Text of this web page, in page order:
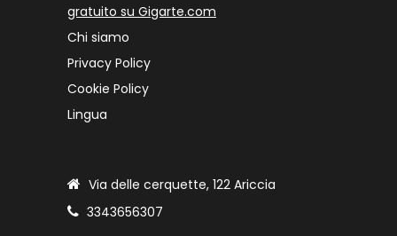
gratuito su Gigarte.com
Chi siamo
Privacy Policy
Cookie Policy
Lingua
Via delle cerquette, 122 Ariccia
3343656307